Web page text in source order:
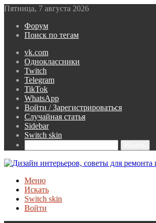
Пятница, 7 августа 2026
Форум
Поиск по тегам
vk.com
Одноклассники
Twitch
Telegram
TikTok
WhatsApp
Войти / Зарегистрироваться
Случайная статья
Sidebar
Switch skin
Меню
Искать
Switch skin
Войти